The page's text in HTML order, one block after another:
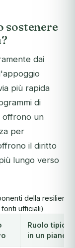
sostenere
dai
più rapida
di
offrono un
per
il diritto
lungo verso
della resilienza
ufficiali)
Ruolo tipico
in un piano